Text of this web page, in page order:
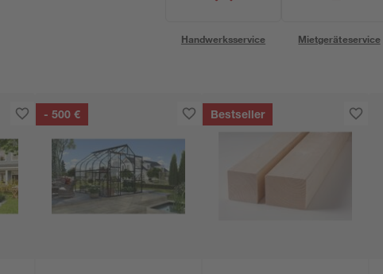
Handwerksservice Mietgeräteservice
- 500 € Bestseller